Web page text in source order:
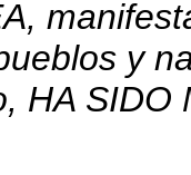
y
HA SIDO